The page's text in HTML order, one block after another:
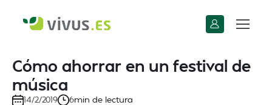
Cómo ahorrar en un festival de
música
14/2/2019 6min de lectura